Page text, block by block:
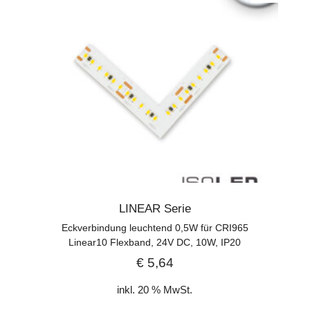
LINEAR Serie
Eckverbindung leuchtend 0,5W für CRI965
Linear10 Flexband, 24V DC, 10W, IP20
€5,64
inkl. 20 % MwSt.